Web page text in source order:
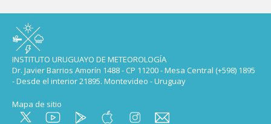
INSTITUTO URUGUAYO DE METEOROLOGÍA
Dr. Javier Barrios Amorín 1488 - CP 11200 - Mesa Central (+598) 1895
- Desde el interior 21895. Montevideo - Uruguay
Mapa de sitio